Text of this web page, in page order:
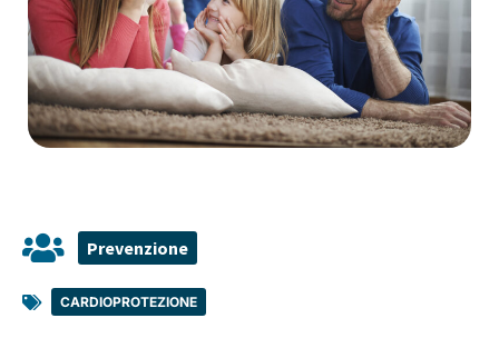
Prevenzione
CARDIOPROTEZIONE